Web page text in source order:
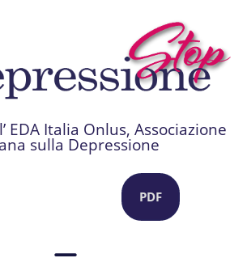
EDA Italia Onlus, Associazione
sulla Depressione
PDF